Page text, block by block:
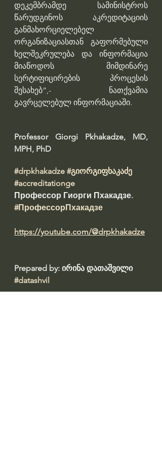
დეკემბრამდე სამინისტროს
წარუდგინოს აკრედიტაციის
განმახორციელებელ
ორგანიზაციასთან გაფორმებული
ხელშეკრულება და ინფორმაცია
მიაწოდოს მიმდინარე
სერტიფიცირების პროცესის
შესახებ“,- ნათქვამია
გავრცელებულ ინფორმაციაში.
Professor Giorgi Pkhakadze, MD,
MPH, PhD
#drpkhakadze #გიორგიფხაკაძე
#accreditationge
Профессор Гиорги Пхакадзе.
#ПрофессорПхакадзе
https://youtube.com/@drpkhakadze
Prepared by: ირინა დათაშვილი
#datashvil